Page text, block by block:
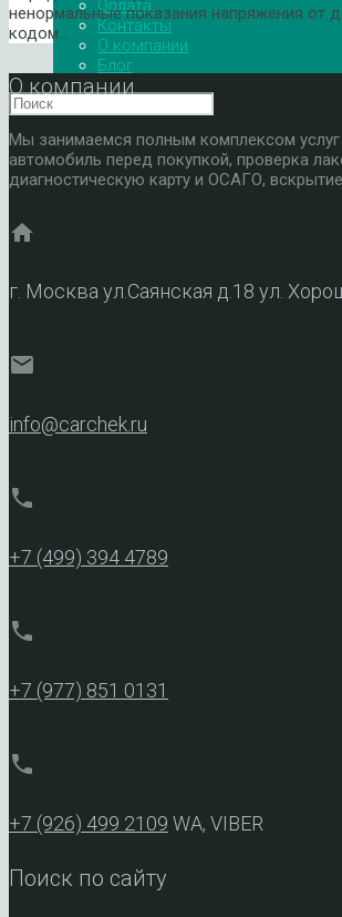
Оплата
Контакты
О компании
Блог
ненормальные показания напряжения от
кодом…
О компании
Мы занимаемся полным комплексом услуг
автомобиль перед покупкой, проверка
диагностическую карту и ОСАГО,
home
г. Москва ул.Саянская д.18 ул.
mail
info@carchek.ru
phone
+7 (499) 394 4789
phone
+7 (977) 851 0131
phone
+7 (926) 499 2109 WA, VIBER
Поиск по сайту